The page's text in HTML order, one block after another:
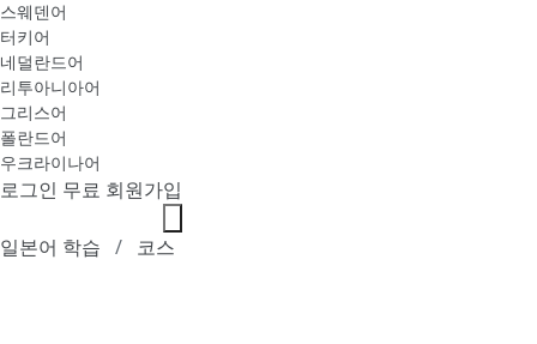
스웨덴어
터키어
네덜란드어
리투아니아어
그리스어
폴란드어
우크라이나어
로그인 무료 회원가입
일본어 학습 코스